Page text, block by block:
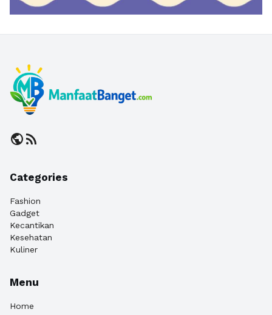
publicrss_feed
Categories
Fashion
Gadget
Kecantikan
Kesehatan
Kuliner
Menu
Home